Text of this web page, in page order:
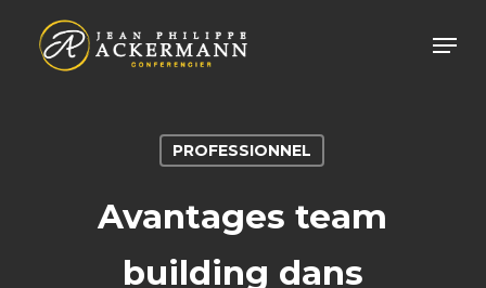
PROFESSIONNEL
Avantages team
building dans